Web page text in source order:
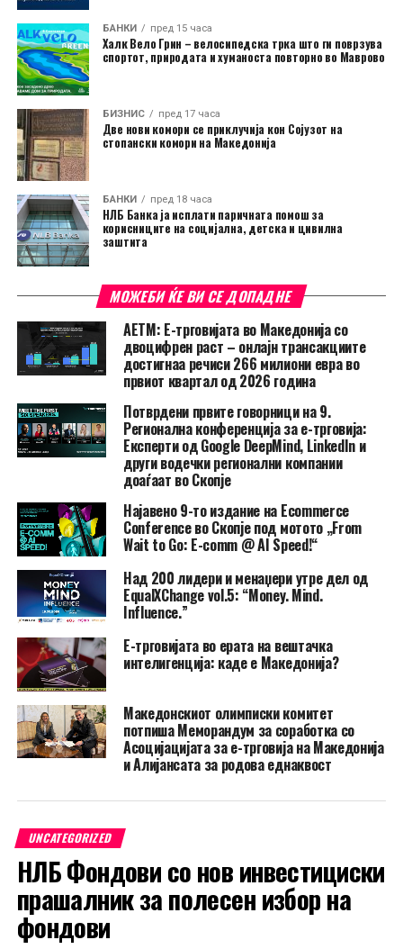
БАНКИ пред 15 часа
Халк Вело Грин – велосипедска трка што ги поврзува
спортот, природата и хуманоста повторно во Маврово
БИЗНИС пред 17 часа
Две нови комори се приклучија кон Сојузот на
стопански комори на Македонија
БАНКИ пред 18 часа
НЛБ Банка ја исплати паричната помош за
корисниците на социјална, детска и цивилна
заштита
МОЖЕБИ ЌЕ ВИ СЕ ДОПАДНЕ
АЕТМ: Е-трговијата во Македонија со
двоцифрен раст – онлајн трансакциите
достигнаа речиси 266 милиони евра во
првиот квартал од 2026 година
Потврдени првите говорници на 9.
Регионална конференција за е-трговија:
Експерти од Google DeepMind, LinkedIn и
други водечки регионални компании
доаѓаат во Скопје
Најавено 9-то издание на Ecommerce
Conference во Скопје под мотото „From
Wait to Go: E-comm @ AI Speed!“
Над 200 лидери и менаџери утре дел од
EqualXChange vol.5: “Money. Mind.
Influence.”
Е-трговијата во ерата на вештачка
интелигенција: каде е Македонија?
Македонскиот олимписки комитет
потпиша Меморандум за соработка со
Асоцијацијата за е-трговија на Македонија
и Алијансата за родова еднаквост
UNCATEGORIZED
НЛБ Фондови со нов инвестициски
прашалник за полесен избор на
фондови